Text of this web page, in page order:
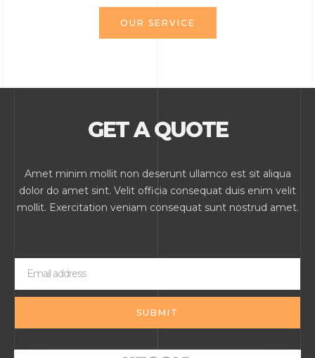
OUR SERVICE
GET A QUOTE
Amet minim mollit non deserunt ullamco est sit aliqua
dolor do amet sint. Velit officia consequat duis enim velit
mollit. Exercitation veniam consequat sunt nostrud amet.
SUBMIT